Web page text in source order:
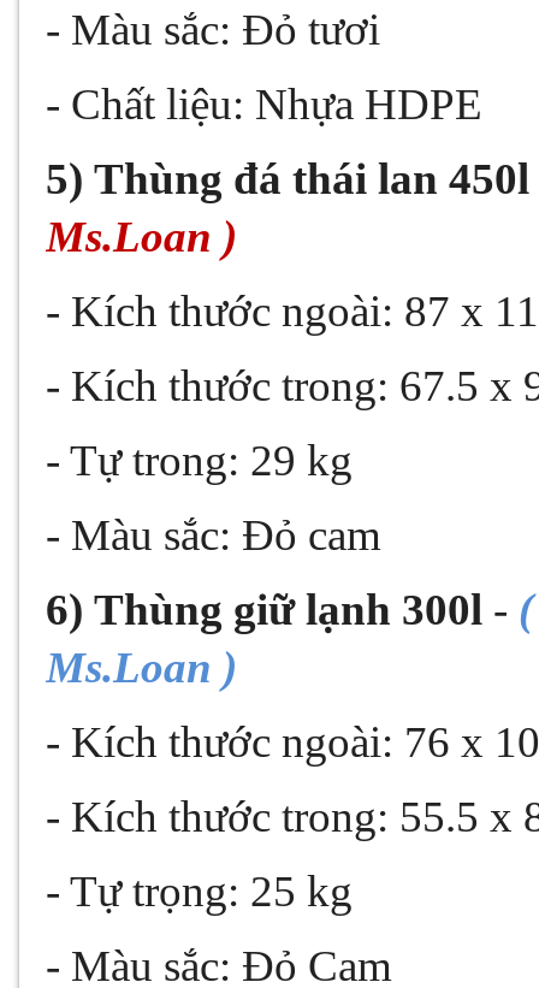
- Màu sắc: Đỏ tươi
- Chất liệu: Nhựa HDPE
5)Thùng đá thái lan 450l
Ms.Loan )
- Kích thước ngoài: 87 x
- Kích thước trong: 67.5 x
- Tự trong: 29 kg
- Màu sắc: Đỏ cam
6)Thùng giữ lạnh 300l -
Ms.Loan )
- Kích thước ngoài: 76 x
- Kích thước trong: 55.5 x
- Tự trọng: 25 kg
- Màu sắc: Đỏ Cam